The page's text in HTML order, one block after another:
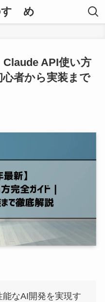
ゝめ
Claude API使い方
者から実装まで
能なAI開発を実現す